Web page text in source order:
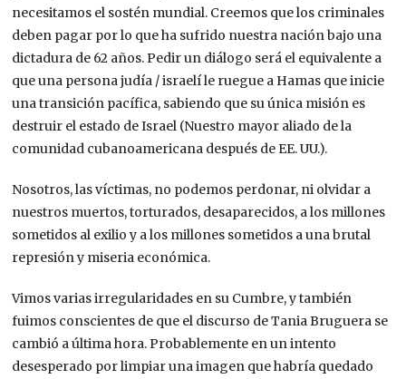
necesitamos el sostén mundial. Creemos que los criminales
deben pagar por lo que ha sufrido nuestra nación bajo una
dictadura de 62 años. Pedir un diálogo será el equivalente a
que una persona judía / israelí le ruegue a Hamas que inicie
una transición pacífica, sabiendo que su única misión es
destruir el estado de Israel (Nuestro mayor aliado de la
comunidad cubanoamericana después de EE. UU.).
Nosotros, las víctimas, no podemos perdonar, ni olvidar a
nuestros muertos, torturados, desaparecidos, a los millones
sometidos al exilio y a los millones sometidos a una brutal
represión y miseria económica.
Vimos varias irregularidades en su Cumbre, y también
fuimos conscientes de que el discurso de Tania Bruguera se
cambió a última hora. Probablemente en un intento
desesperado por limpiar una imagen que habría quedado